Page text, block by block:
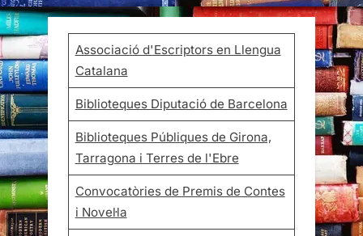
Associació d'Escriptors en Llengua
Catalana
Biblioteques Diputació de Barcelona
Biblioteques Públiques de Girona,
Tarragona i Terres de l'Ebre
Convocatòries de Premis de Contes
i Novel·la